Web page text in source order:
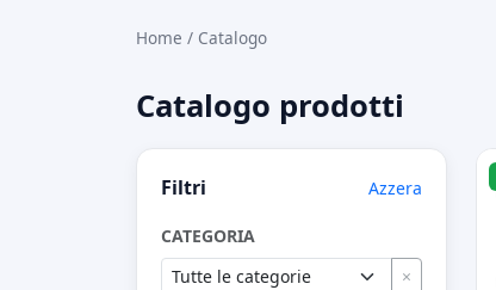
Home / Catalogo
Catalogo prodotti
Filtri Azzera
CATEGORIA
×